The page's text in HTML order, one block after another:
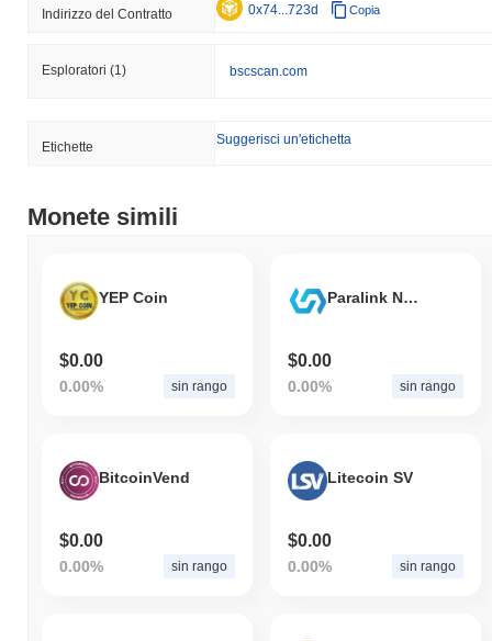
Indirizzo del Contratto 0x74...723d Copia
Esploratori (1) bscscan.com
Etichette Suggerisci un'etichetta
Monete simili
YEP Coin
$0.00
0.00% sin rango
Paralink Network
$0.00
0.00% sin rango
BitcoinVend
$0.00
0.00% sin rango
Litecoin SV
$0.00
0.00% sin rango